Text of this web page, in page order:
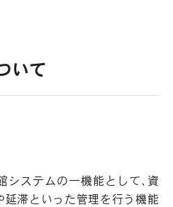
いて
システムの一機能として、資
延滞といった管理を行う機能